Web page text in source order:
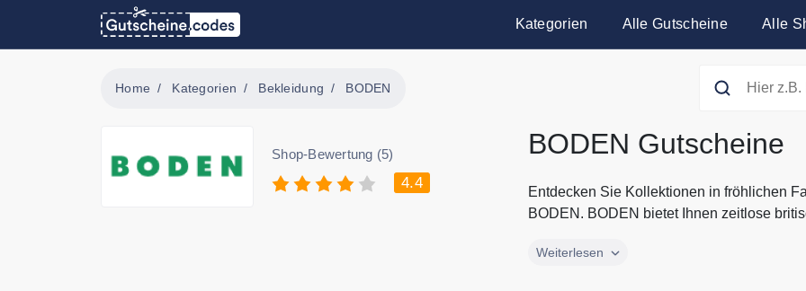
Kategorien Alle Gutscheine Alle
Home Kategorien Bekleidung BODEN
Shop-Bewertung (5)
4.4
BODEN Gutscheine
Entdecken Sie Kollektionen in fröhlichen
BODEN. BODEN bietet Ihnen zeitlose
Entdecken Sie Kollektionen in fröhlichen
Weiterlesen